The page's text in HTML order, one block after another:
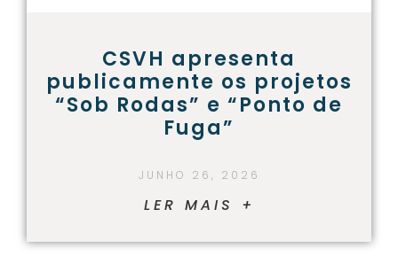
CSVH apresenta
publicamente os projetos
“Sob Rodas” e “Ponto de
Fuga”
JUNHO 26, 2026
LER MAIS +